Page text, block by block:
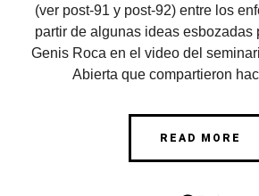
(ver post-91 y post-92) entre los
partir de algunas ideas esbozadas
Genis Roca en el video del
Abierta que compartieron
READ MORE